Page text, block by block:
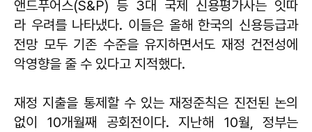
앤드푸어스(S&P) 등 3대 국제 신용평가사는 잇따
라 우려를 나타냈다. 이들은 올해 한국의 신용등급과
전망 모두 기존 수준을 유지하면서도 재정 건전성에
악영향을 줄 수 있다고 지적했다.
재정 지출을 통제할 수 있는 재정준칙은 진전된 논의
없이 10개월째 공회전이다. 지난해 10월, 정부는